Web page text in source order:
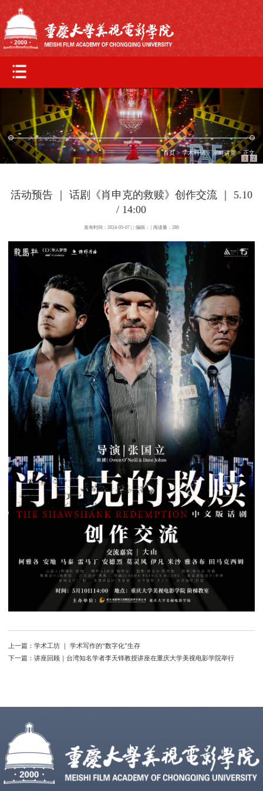
1 2
首页>学术科研>湖畔讲堂> 正文
活动预告 ｜ 话剧《肖申克的救赎》创作交流 ｜ 5.10
/ 14:00
发布时间：2024-05-07 | | 编辑： | 阅读量： 280
上一篇：学术工坊 ｜ 学术写作的“数字化”生存
下一篇：讲座回顾｜台湾知名学者李天铎教授讲座在重庆大学美视电影学院举行